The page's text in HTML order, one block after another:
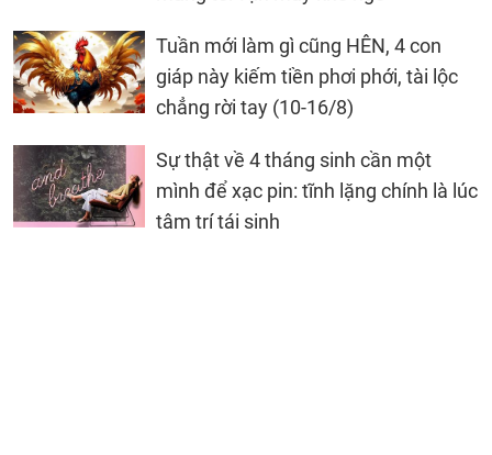
Tuần mới làm gì cũng HÊN, 4 con
giáp này kiếm tiền phơi phới, tài lộc
chẳng rời tay (10-16/8)
Sự thật về 4 tháng sinh cần một
mình để xạc pin: tĩnh lặng chính là lúc
tâm trí tái sinh